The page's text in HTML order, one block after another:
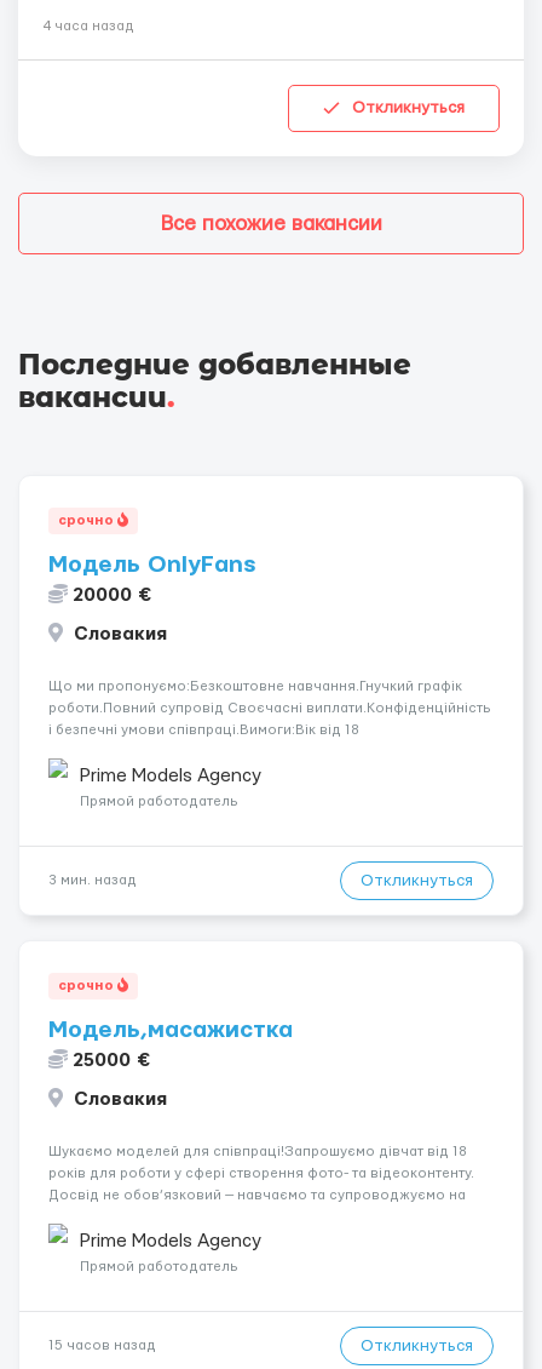
4 часа назад
Откликнуться
Все похожие вакансии
Последние добавленные
вакансии.
срочно
Модель OnlyFans
20000 €
Словакия
Що ми пропонуємо:Безкоштовне навчання.Гнучкий графік
роботи.Повний супровід Своєчасні виплати.Конфіденційність
і безпечні умови співпраці.Вимоги:Вік від 18
розвиватися.Досвід не обов’язковий.Якщо вас зацікавила
вакансія — залишайте відгук, і ми зв’яжемося ...
Prime Models Agency
Прямой работодатель
3 мин. назад Откликнуться
срочно
Модель,масажистка
25000 €
Словакия
Шукаємо моделей для співпраці!Запрошуємо дівчат від 18
років для роботи у сфері створення фото- та відеоконтенту.
Досвід не обов’язковий — навчаємо та супроводжуємо на
конфіденційність і професійну підтримку. Працюємо офіційно,
поважаємо особ...
Prime Models Agency
Прямой работодатель
15 часов назад Откликнуться